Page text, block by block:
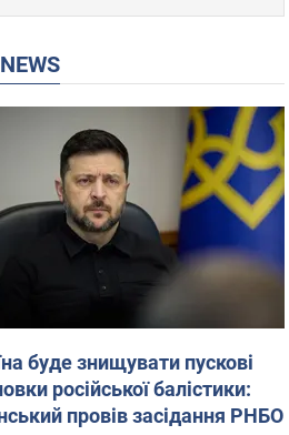
NEWS
буде знищувати пускові
російської балістики:
провів засідання РНБО